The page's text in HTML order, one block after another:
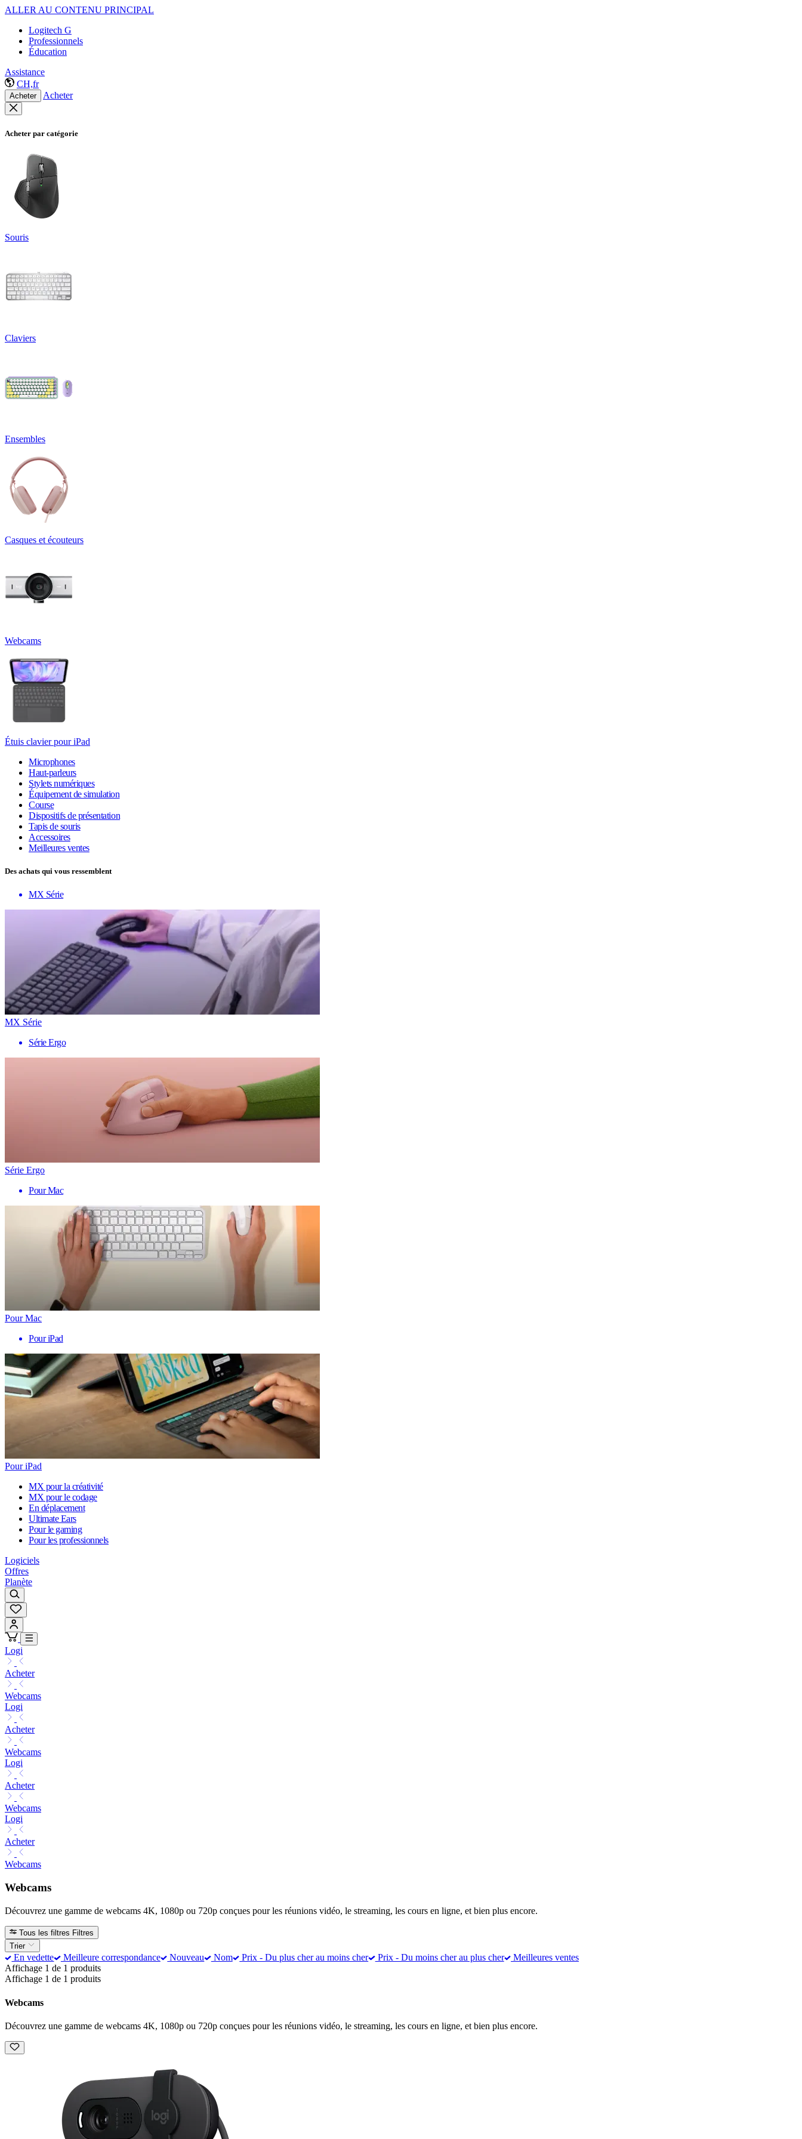
ALLER AU CONTENU PRINCIPAL
Logitech G
Professionnels
Éducation
Assistance
CH,fr
Acheter Acheter
Acheter par catégorie
Souris
Claviers
Ensembles
Casques et écouteurs
Webcams
Étuis clavier pour iPad
Microphones
Haut-parleurs
Stylets numériques
Équipement de simulation
Course
Dispositifs de présentation
Tapis de souris
Accessoires
Meilleures ventes
Des achats qui vous ressemblent
MX Série
MX Série
Série Ergo
Série Ergo
Pour Mac
Pour Mac
Pour iPad
Pour iPad
MX pour la créativité
MX pour le codage
En déplacement
Ultimate Ears
Pour le gaming
Pour les professionnels
Logiciels
Offres
Planète
Logi
Acheter
Webcams
Logi
Acheter
Webcams
Logi
Acheter
Webcams
Logi
Acheter
Webcams
Webcams
Découvrez une gamme de webcams 4K, 1080p ou 720p conçues pour les réunions vidéo, le streaming, les cours en ligne, et bien plus encore.
Tous les filtres Filtres
Trier
En vedette Meilleure correspondance Nouveau Nom Prix - Du plus cher au moins cher Prix - Du moins cher au plus cher
Meilleures ventes
Affichage 1 de 1 produits
Affichage 1 de 1 produits
Webcams
Découvrez une gamme de webcams 4K, 1080p ou 720p conçues pour les réunions vidéo, le streaming, les cours en ligne, et bien plus encore.